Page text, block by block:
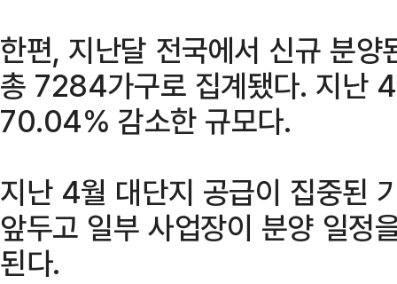
한편, 지난달 전국에서 신규 분
총 7284가구로 집계됐다. 지난
70.04% 감소한 규모다.
지난 4월 대단지 공급이 집중된
앞두고 일부 사업장이 분양 일정
된다.